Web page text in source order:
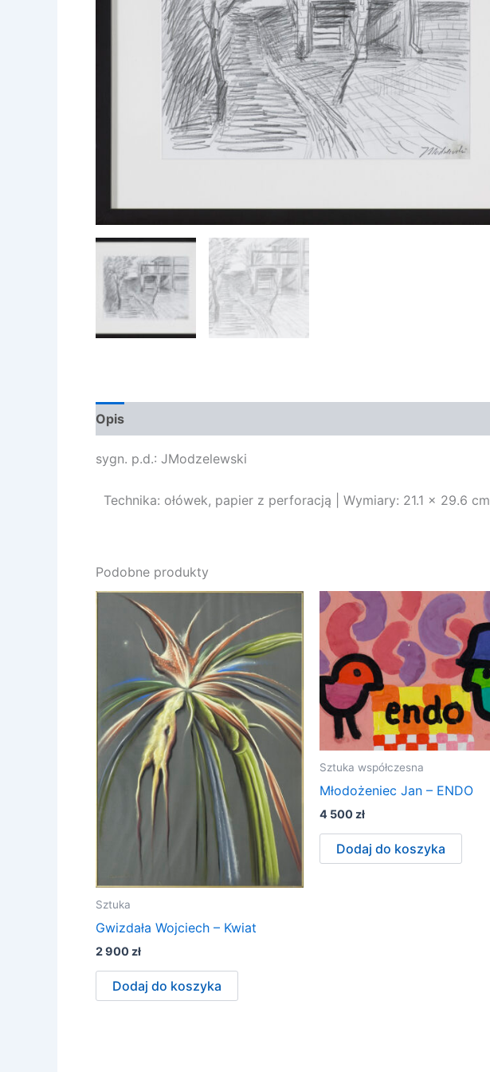
Opis
sygn. p.d.: JModzelewski
Technika: ołówek, papier z perforacją | Wymiary: 21.1 x 29.6 cm
Podobne produkty
Sztuka
Gwizdała Wojciech – Kwiat
2 900 zł
Dodaj do koszyka
Sztuka współczesna
Młodożeniec Jan – ENDO
4 500 zł
Dodaj do koszyka